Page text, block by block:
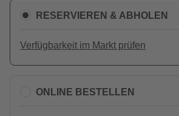
RESERVIEREN & ABHOLEN
Verfügbarkeit im Markt prüfen
ONLINE BESTELLEN